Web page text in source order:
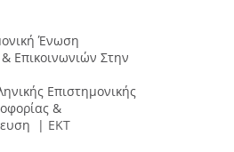
Ένωση
Επικοινωνιών Στην
Επιστημονικής
&
| ΕΚΤ